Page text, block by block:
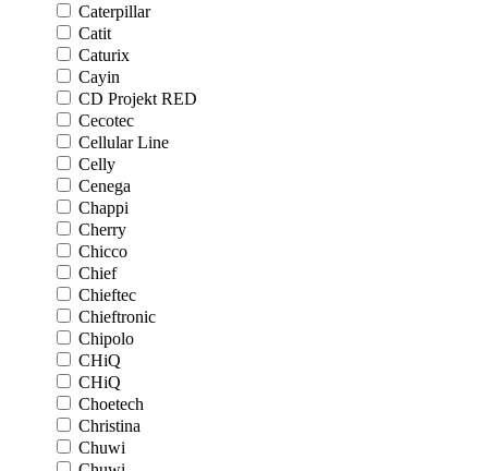
Caterpillar
Catit
Caturix
Cayin
CD Projekt RED
Cecotec
Cellular Line
Celly
Cenega
Chappi
Cherry
Chicco
Chief
Chieftec
Chieftronic
Chipolo
CHiQ
CHiQ
Choetech
Christina
Chuwi